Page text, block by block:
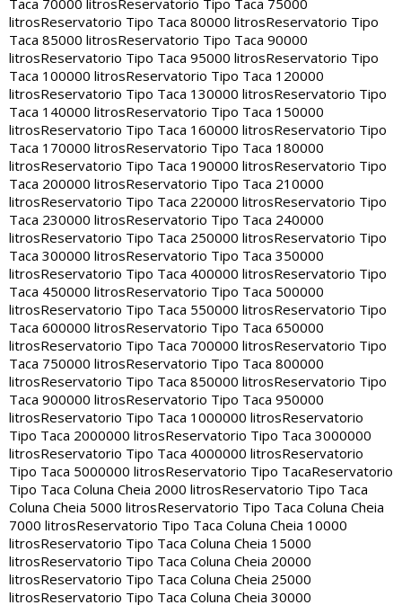
Taca 70000 litros Reservatorio Tipo Taca 75000
litrosReservatorio Tipo Taca 80000 litrosReservatorio Tipo
Taca 85000 litrosReservatorio Tipo Taca 90000
litrosReservatorio Tipo Taca 95000 litrosReservatorio Tipo
Taca 100000 litrosReservatorio Tipo Taca 120000
litrosReservatorio Tipo Taca 130000 litrosReservatorio Tipo
Taca 140000 litrosReservatorio Tipo Taca 150000
litrosReservatorio Tipo Taca 160000 litrosReservatorio Tipo
Taca 170000 litrosReservatorio Tipo Taca 180000
litrosReservatorio Tipo Taca 190000 litrosReservatorio Tipo
Taca 200000 litrosReservatorio Tipo Taca 210000
litrosReservatorio Tipo Taca 220000 litrosReservatorio Tipo
Taca 230000 litrosReservatorio Tipo Taca 240000
litrosReservatorio Tipo Taca 250000 litrosReservatorio Tipo
Taca 300000 litrosReservatorio Tipo Taca 350000
litrosReservatorio Tipo Taca 400000 litrosReservatorio Tipo
Taca 450000 litrosReservatorio Tipo Taca 500000
litrosReservatorio Tipo Taca 550000 litrosReservatorio Tipo
Taca 600000 litrosReservatorio Tipo Taca 650000
litrosReservatorio Tipo Taca 700000 litrosReservatorio Tipo
Taca 750000 litrosReservatorio Tipo Taca 800000
litrosReservatorio Tipo Taca 850000 litrosReservatorio Tipo
Taca 900000 litrosReservatorio Tipo Taca 950000
litrosReservatorio Tipo Taca 1000000 litrosReservatorio
Tipo Taca 2000000 litrosReservatorio Tipo Taca 3000000
litrosReservatorio Tipo Taca 4000000 litrosReservatorio
Tipo Taca 5000000 litrosReservatorio Tipo TacaReservatorio
Tipo Taca Coluna Cheia 2000 litrosReservatorio Tipo Taca
Coluna Cheia 5000 litrosReservatorio Tipo Taca Coluna Cheia
7000 litrosReservatorio Tipo Taca Coluna Cheia 10000
litrosReservatorio Tipo Taca Coluna Cheia 15000
litrosReservatorio Tipo Taca Coluna Cheia 20000
litrosReservatorio Tipo Taca Coluna Cheia 25000
litrosReservatorio Tipo Taca Coluna Cheia 30000